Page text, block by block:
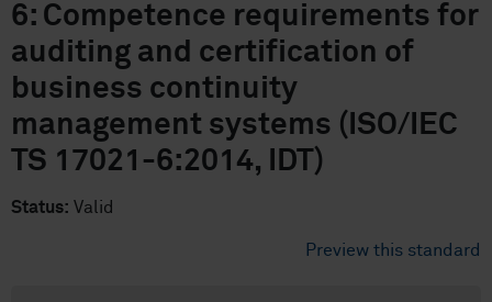
6: Competence requirements for
auditing and certification of
business continuity
management systems (ISO/IEC
TS 17021-6:2014, IDT)
Status: Valid
Preview this standard